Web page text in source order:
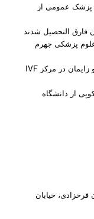
در سال ۱۳۷۱ به عنوان پزشک عمومی از
دانشگاه علوم پزشکی جهرم
و از سال ۱۳۸۵ تاکنون به عنوان متخصص زنان و زایمان در مرکز IVF
از دانشگاه
خیابان